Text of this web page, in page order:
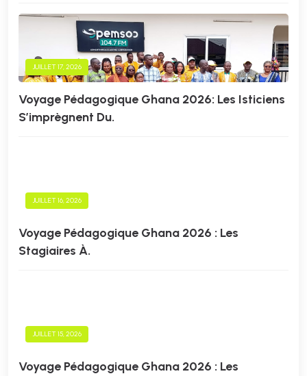
JUILLET 17, 2026
Voyage Pédagogique Ghana 2026: Les Isticiens
S’imprègnent Du.
JUILLET 16, 2026
Voyage Pédagogique Ghana 2026 : Les
Stagiaires À.
JUILLET 15, 2026
Voyage Pédagogique Ghana 2026 : Les